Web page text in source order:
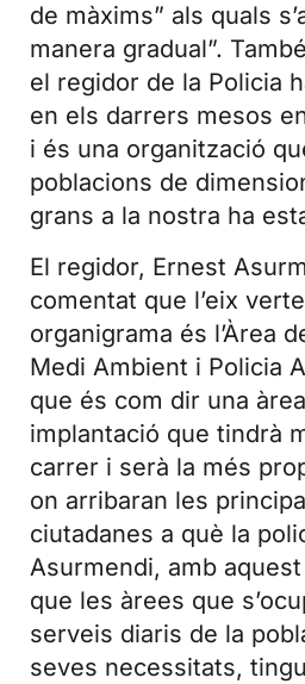
de màxims” als quals
manera gradual”.
el regidor de la Policia
en els darrers mesos
i és una organització
poblacions de
grans a la nostra ha
El regidor, Ernest
comentat que l’eix
organigrama és l’Àrea
Medi Ambient i Policia
que és com dir una
implantació que tindrà
carrer i serà la més
on arribaran les
ciutadanes a què la
Asurmendi, amb
que les àrees que
serveis diaris de la
seves necessitats,